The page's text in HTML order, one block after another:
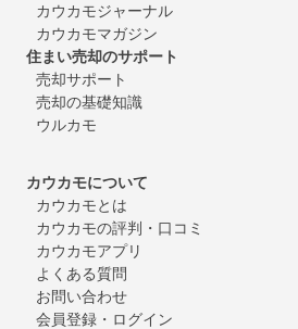
カウカモジャーナル
カウカモマガジン
住まい売却のサポート
売却サポート
売却の基礎知識
ウルカモ
カウカモについて
カウカモとは
カウカモの評判・口コミ
カウカモアプリ
よくある質問
お問い合わせ
会員登録・ログイン